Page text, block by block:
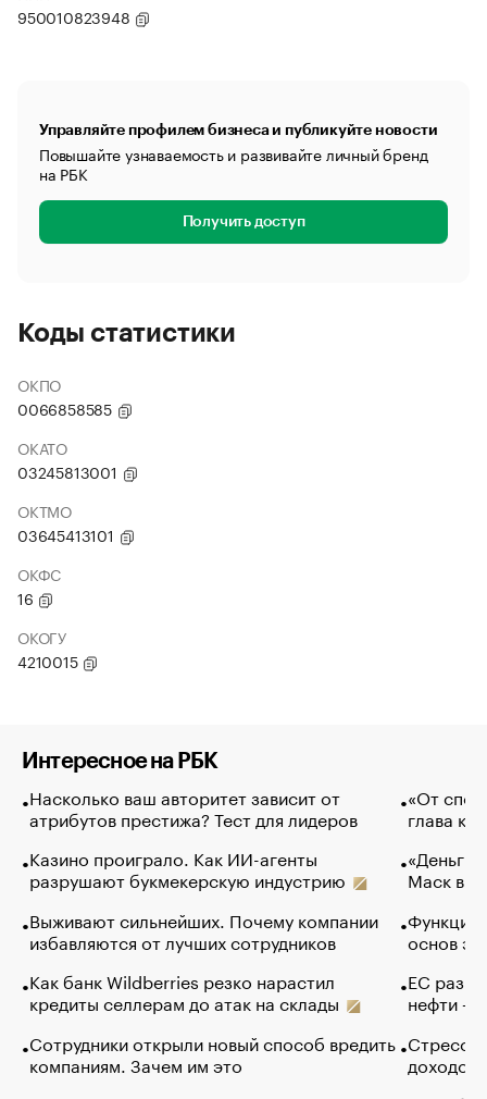
950010823948
Управляйте профилем бизнеса и публикуйте новости
Повышайте узнаваемость и развивайте личный бренд
на РБК
Получить доступ
Коды статистики
ОКПО
0066858585
ОКАТО
03245813001
ОКТМО
03645413101
ОКФС
16
ОКОГУ
4210015
Интересное на РБК
Насколько ваш авторитет зависит от
атрибутов престижа? Тест для лидеров
Казино проиграло. Как ИИ-агенты
разрушают букмекерскую индустрию
Выживают сильнейших. Почему компании
избавляются от лучших сотрудников
Как банк Wildberries резко нарастил
кредиты селлерам до атак на склады
Сотрудники открыли новый способ вредить
компаниям. Зачем им это
«От
глава
«Деньги
Маск в
Функции
основ
ЕС
нефти —
Стресс
доходов